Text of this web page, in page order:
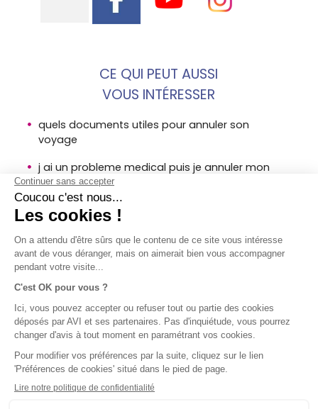
CE QUI PEUT AUSSI
VOUS INTÉRESSER
quels documents utiles pour annuler son
voyage
j ai un probleme medical puis je annuler mon
voyage
pourquoi souscrire a une assurance annulation
MENTIONS
Mentions
légales AVI
Conditions
d'utilisation
Politique
d'utilisation
SOCIÉTÉ
AVI
voyage en
bref
Groupe SPB
ACCÈS
Contact
Aide
SUIVEZ-